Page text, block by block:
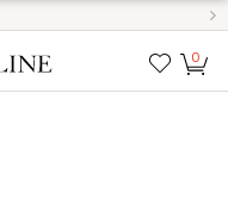
我的
0